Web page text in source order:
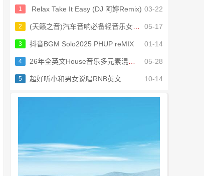
03-22
1 Relax Take It Easy (DJ 阿婷Remix)
05-17
2 (天籁之音)汽车音响必备轻音乐女声HiFi天碟
01-14
3 抖音BGM Solo2025 PHUP reMIX
05-28
4 26年全英文House音乐多元素混搭串烧
10-14
5 超好听小和男女说唱RNB英文